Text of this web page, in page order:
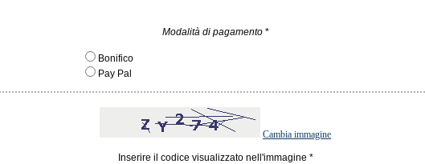
Modalità di pagamento*
Bonifico
Pay Pal
Cambia immagine
Inserire il codice visualizzato nell'immagine *